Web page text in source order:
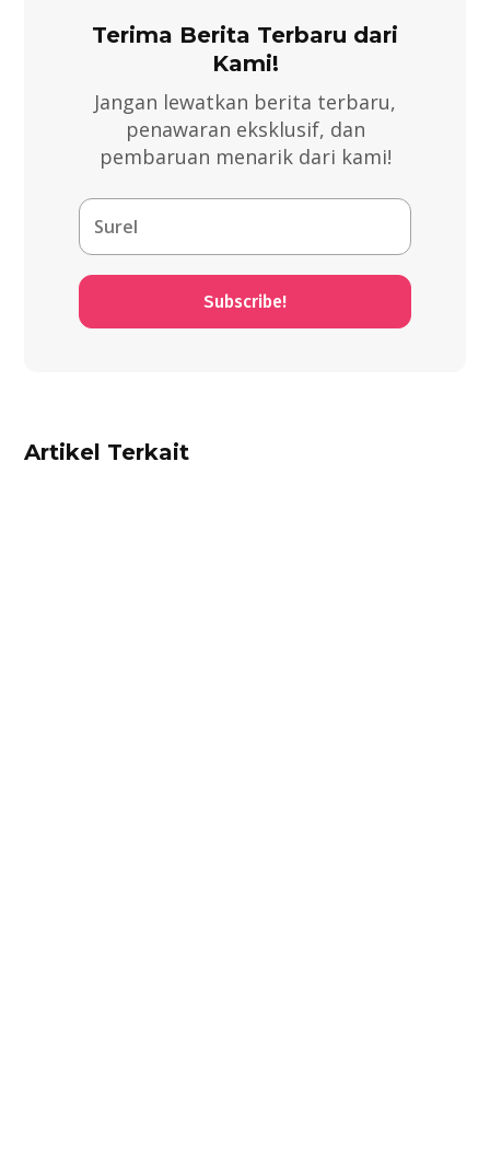
Terima Berita Terbaru dari
Kami!
Jangan lewatkan berita terbaru,
penawaran eksklusif, dan
pembaruan menarik dari kami!
Subscribe!
Artikel Terkait